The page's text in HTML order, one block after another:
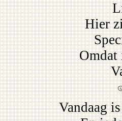
Hier
Omdat
Vandaag